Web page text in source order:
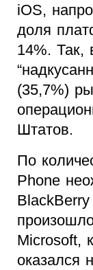
iOS,
доля
14%. Так,
(35,7%)
Штатов.
По
Phone
Microsoft,
оказался